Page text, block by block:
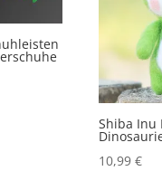
Shiba Inu
10,99€